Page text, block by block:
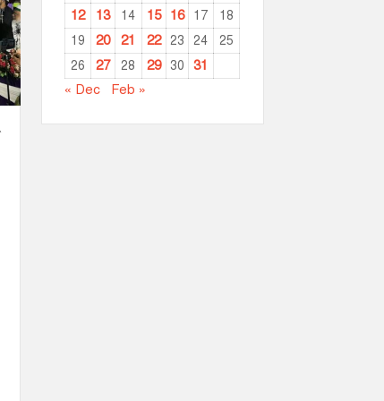
12 13 14 15 16 17
18
19
20 21 22 23 24
25
26
27 28 29 30
31
« Dec
Feb »